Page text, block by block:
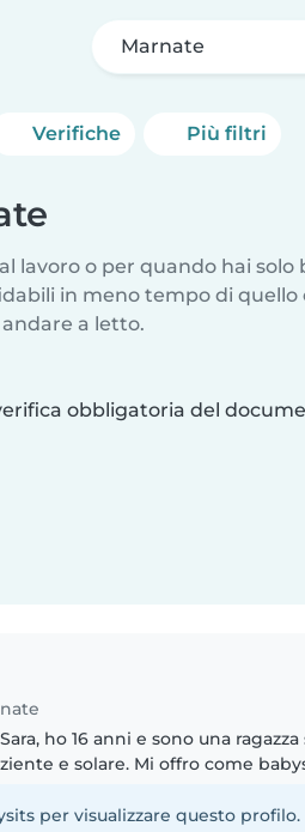
Marnate
Verifiche Più filtri
lavoro o per quando hai solo
in meno tempo di quello
a letto.
obbligatoria del
ho 16 anni e sono una ragazza
e solare. Mi offro come
per visualizzare questo profilo.